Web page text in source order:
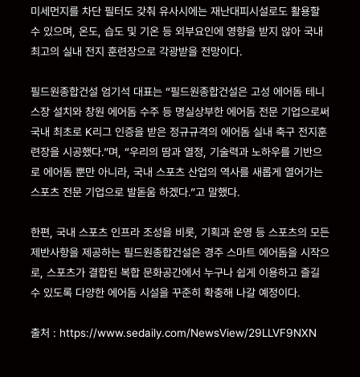
미세먼지를 차단 필터도 갖춰 유사시에는 재난대피시설로도 활용할
수 있으며, 온도, 습도 및 기온 등 외부요인에 영향을 받지 않아 국내
최고의 실내 전지 훈련장으로 각광받을 전망이다.
필드원종합건설 엄기석 대표는 “필드원종합건설은 고성 에어돔 테니
스장 설치와 창원 에어돔 수주 등 명실상부한 에어돔 전문 기업으로써
국내 최초로 K리그 인증을 받은 정규규격의 에어돔 실내 축구 전지훈
련장을 시공했다.”며, “우리의 땀과 열정, 기술력과 노하우를 기반으
로 에어돔 뿐만 아니라, 국내 스포츠 산업의 역사를 새롭게 열어가는
스포츠 전문 기업으로 발돋움 하겠다.”고 말했다.
한편, 국내 스포츠 인프라 조성을 비롯, 기획과 운영 등 스포츠의 모든
제반사항을 제공하는 필드원종합건설은 경주 스마트 에어돔을 시작으
로, 스포츠가 결합된 복합 문화공간에서 누구나 쉽게 이용하고 즐길
수 있도록 다양한 에어돔 시설을 꾸준히 확충해 나갈 예정이다.
출처 : https://www.sedaily.com/NewsView/29LLVF9NXN